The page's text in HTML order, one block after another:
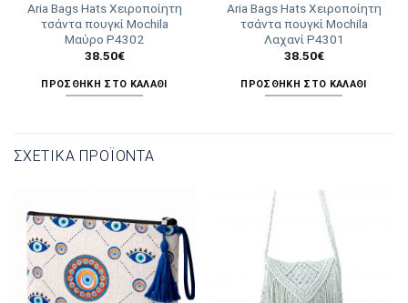
Aria Bags Hats Χειροποίητη
τσάντα πουγκί Mochila
Μαύρο Ρ4302
38.50€
ΠΡΟΣΘΉΚΗ ΣΤΟ ΚΑΛΆΘΙ
Aria Bags Hats Χειροποίητη
τσάντα πουγκί Mochila
Λαχανί Ρ4301
38.50€
ΠΡΟΣΘΉΚΗ ΣΤΟ ΚΑΛΆΘΙ
ΣΧΕΤΙΚΆ ΠΡΟΪΌΝΤΑ